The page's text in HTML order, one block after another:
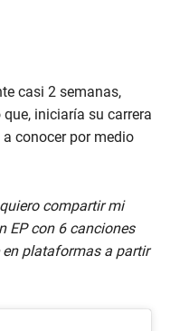
casi 2 semanas,
iniciaría su carrera
conocer por medio
compartir mi
EP con 6 canciones
en plataformas a partir